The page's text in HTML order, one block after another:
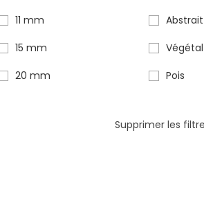
11 mm
15 mm
20 mm
Abstrait
Végétal
Pois
Supprimer les